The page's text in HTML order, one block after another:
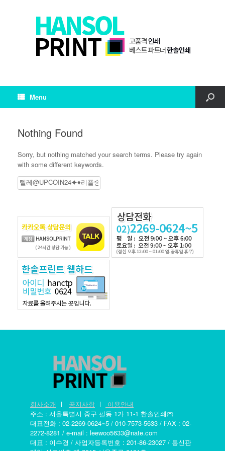
Menu
Nothing Found
Sorry, but nothing matched your search terms. Please try again
with some different keywords.
Search
회사소개 ㅣ 공지사항 ㅣ
이용안내
주소 : 서울특별시 중구 필동 1가 11-1 한솔인쇄㈜
대표전화 : 02-2269-0624~5 / 010-7573-5633 / FAX : 02-
2272-8281 / e-mail : leewoo5633@nate.com
대표 : 이수경 / 사업자등록번호 : 201-86-23027 / 통신판